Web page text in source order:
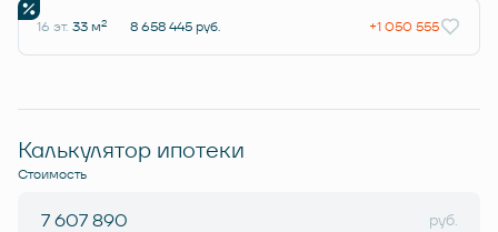
16 эт. 33 м2 8 658 445 руб. +1 050 555
Калькулятор ипотеки
Стоимость
руб.